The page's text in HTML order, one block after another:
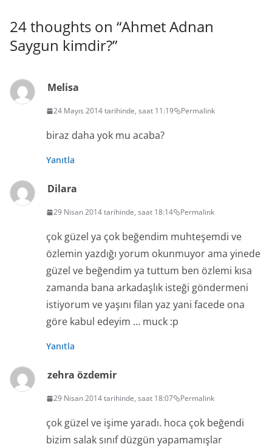
24 thoughts on “Ahmet Adnan
Saygun kimdir?”
Melisa
24 Mayıs 2014 tarihinde, saat 11:19 Permalink
biraz daha yok mu acaba?
Yanıtla
Dilara
29 Nisan 2014 tarihinde, saat 18:14 Permalink
çok güzel ya çok beğendim muhteşemdi ve
özlemin yazdığı yorum okunmuyor ama yinede
güzel ve beğendim ya tuttum ben özlemi kısa
zamanda bana arkadaşlık isteği göndermeni
istiyorum ve yaşını filan yaz yani facede ona
göre kabul edeyim … muck :p
Yanıtla
zehra özdemir
29 Nisan 2014 tarihinde, saat 18:07 Permalink
çok güzel ve işime yaradı. hoca çok beğendi
bizim salak sınıf düzgün yapamamışlar